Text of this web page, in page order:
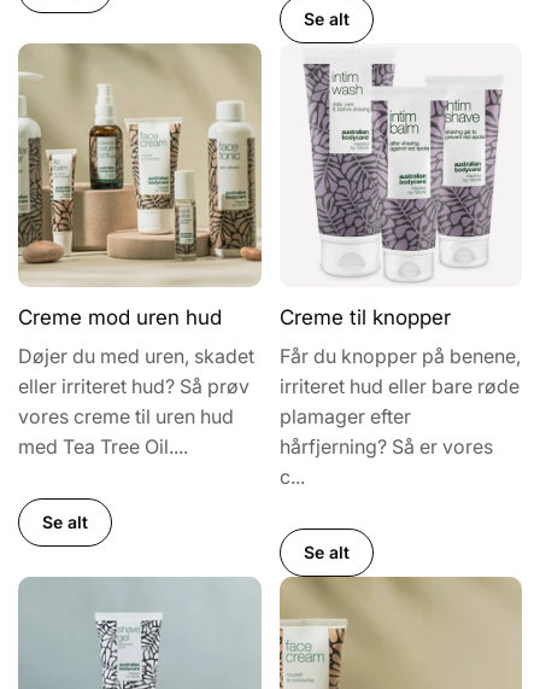
Se alt
Creme mod uren hud
Døjer du med uren, skadet
eller irriteret hud? Så prøv
vores creme til uren hud
med Tea Tree Oil....
Se alt
Creme til knopper
Får du knopper på benene,
irriteret hud eller bare røde
plamager efter
hårfjerning? Så er vores
c...
Se alt